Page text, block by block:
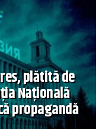
plătită de
Națională
propagandă